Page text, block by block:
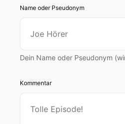
Name oder Pseudonym
Dein Name oder Pseudonym
Kommentar